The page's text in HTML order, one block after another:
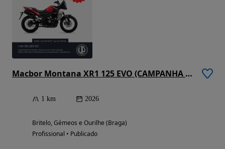
Macbor Montana XR1 125 EVO (CAMPANHA EM VIGOR)
1 km 2026
Britelo, Gémeos e Ourilhe (Braga)
Profissional • Publicado